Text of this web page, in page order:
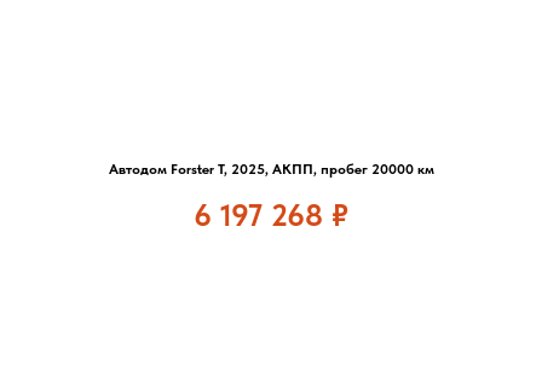
Автодом Forster T, 2025, АКПП, пробег 20000 км
6 197 268 ₽